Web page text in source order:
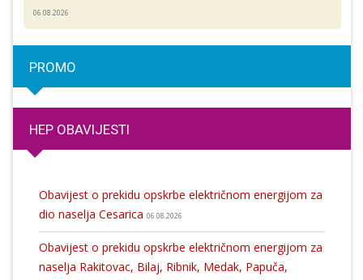
06.08.2026
PROMO
HEP OBAVIJESTI
Obavijest o prekidu opskrbe električnom energijom za
dio naselja Cesarica 06.08.2026
Obavijest o prekidu opskrbe električnom energijom za
naselja Rakitovac, Bilaj, Ribnik, Medak, Papuča,